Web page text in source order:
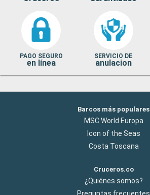
PAGO SEGURO
en línea
SERVICIO DE
anulacion
Barcos más populares
MSC World Europa
Icon of the Seas
Costa Toscana
Cruceros.co
¿Quiénes somos?